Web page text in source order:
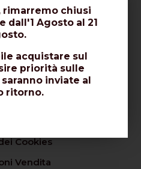
/ Contattaci
/ Qualità
Cookies
Vendita
rimarremo chiusi
dall'1 Agosto al 21
acquistare sul
priorità sulle
inviate al
ritorno.